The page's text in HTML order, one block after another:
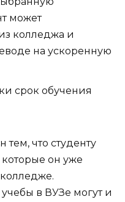
может
колледжа и
на ускоренную
срок обучения
тем, что студенту
он уже
в ВУЗе могут и